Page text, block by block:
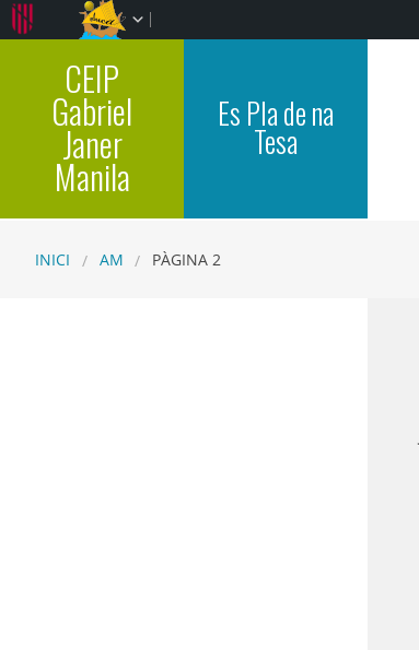
CEIP
Gabriel
Janer
Manila
Es Pla de na
Tesa
INICI AM PÀGINA 2